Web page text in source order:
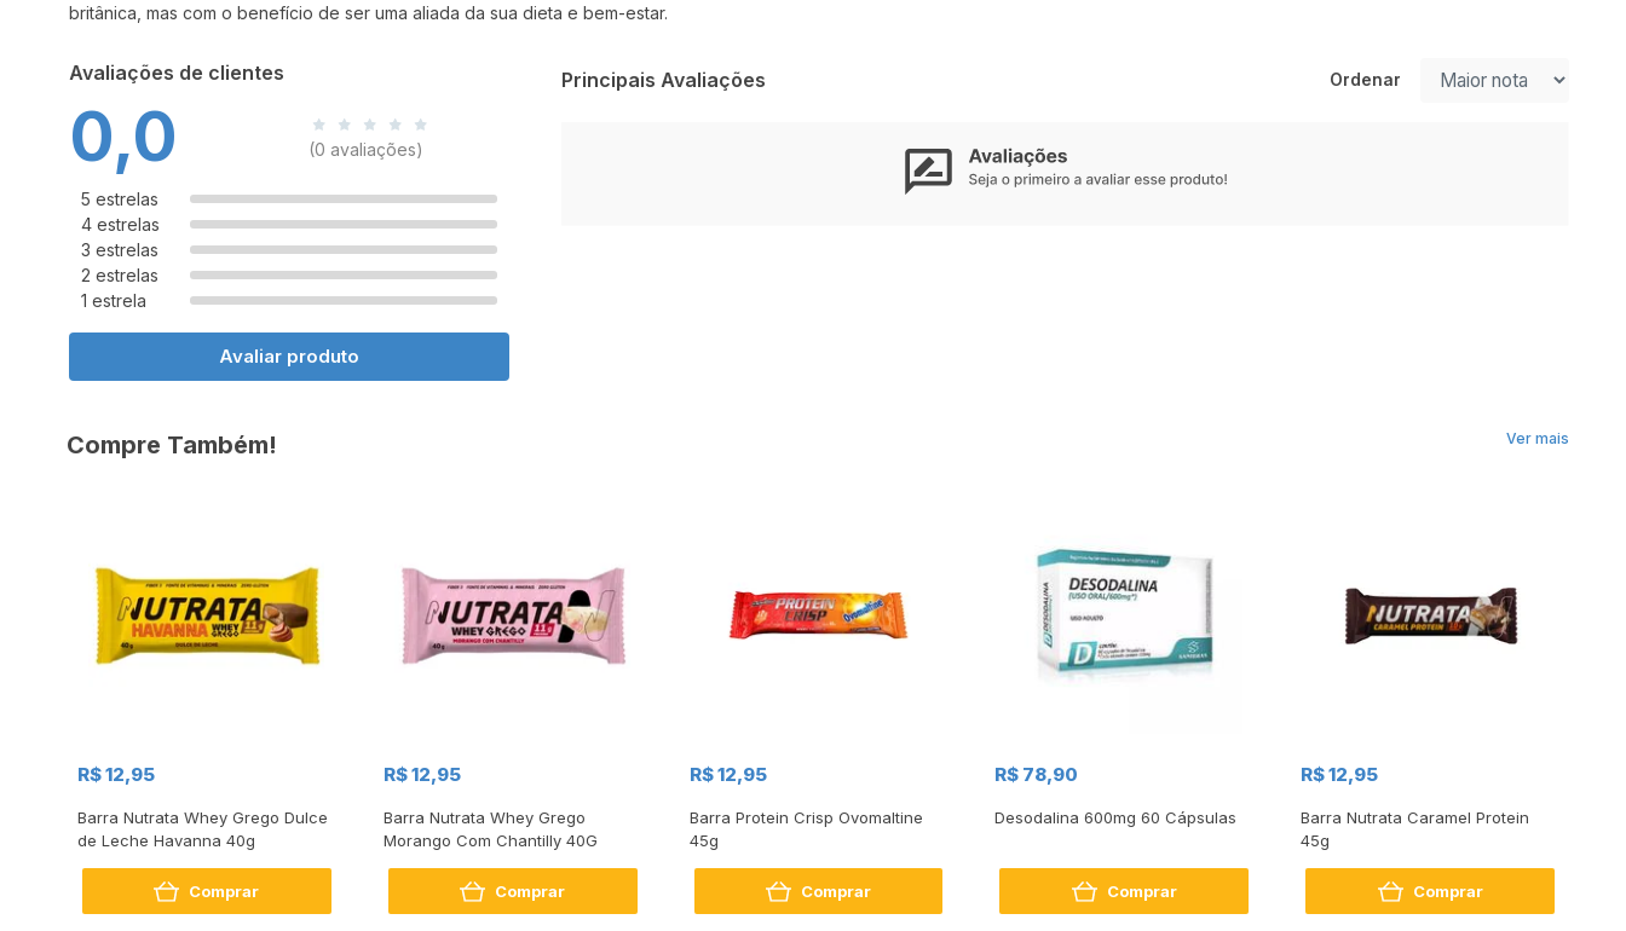
britânica, mas com o benefício de ser uma aliada da sua dieta e bem-estar.
Avaliações de clientes
0,0 (0 avaliações)
5 estrelas
4 estrelas
3 estrelas
2 estrelas
1 estrela
Avaliar produto
Principais Avaliações Ordenar
Ver mais
Compre Também!
R$ 12,95
Barra Nutrata Whey Grego Dulce
de Leche Havanna 40g
Comprar
R$ 12,95
Barra Nutrata Whey Grego
Morango Com Chantilly 40G
Comprar
R$ 12,95
Barra Protein Crisp Ovomaltine
45g
Comprar
R$ 78,90
Desodalina 600mg 60 Cápsulas
Comprar
R$ 12,95
Barra Nutrata Caramel Protein
45g
Comprar